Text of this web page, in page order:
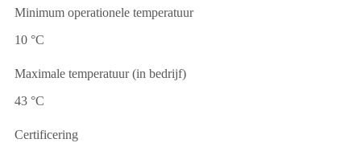
Minimum operationele temperatuur
10 °C
Maximale temperatuur (in bedrijf)
43 °C
Certificering